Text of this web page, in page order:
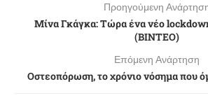
Προηγούμενη
Μίνα Γκάγκα: Τώρα ένα νέο
(ΒΙΝΤΕΟ)
Επόμενη Ανάρτηση
Οστεοπόρωση, το χρόνιο νόσημα που